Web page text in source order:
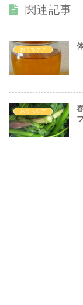
関連記事
おうちケア
おうちケア